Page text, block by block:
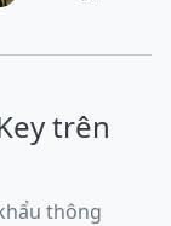
trên
thông